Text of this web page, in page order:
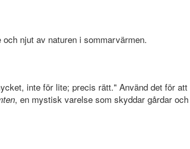
njut av naturen i sommarvärmen.
inte för lite; precis rätt." Använd det för
, en mystisk varelse som skyddar gårdar